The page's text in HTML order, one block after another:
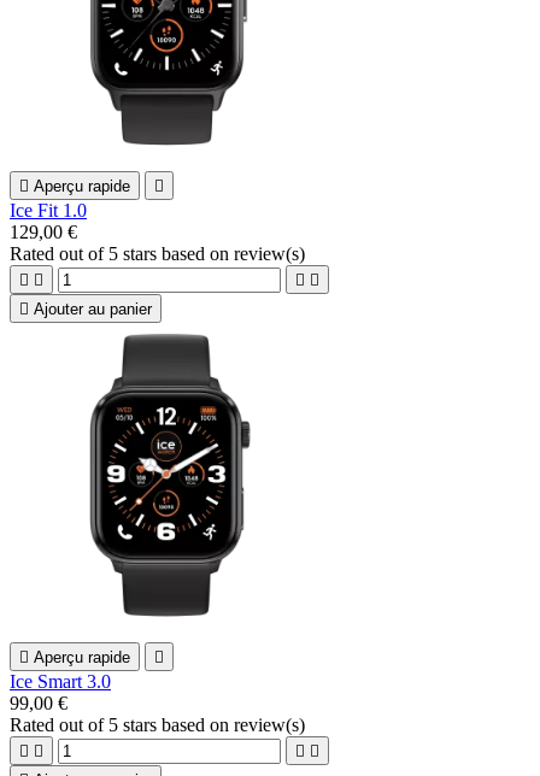
 Aperçu rapide 
Ice Fit 1.0
129,00 €
Rated out of 5 stars based on review(s)
   
 Ajouter au panier
 Aperçu rapide 
Ice Smart 3.0
99,00 €
Rated out of 5 stars based on review(s)
   